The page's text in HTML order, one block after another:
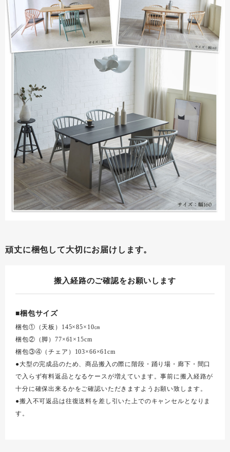
頑丈に梱包して大切にお届けします。
搬入経路のご確認をお願いします
■梱包サイズ
梱包①（天板）145×85×10㎝
梱包②（脚）77×61×15cm
梱包③④（チェア）103×66×61cm
●大型の完成品のため、商品搬入の際に階段・踊り場・廊下・間口
で入らず有料返品となるケースが増えています。事前に搬入経路が
十分に確保出来るかをご確認いただきますようお願い致します。
●搬入不可返品は往復送料を差し引いた上でのキャンセルとなりま
す。